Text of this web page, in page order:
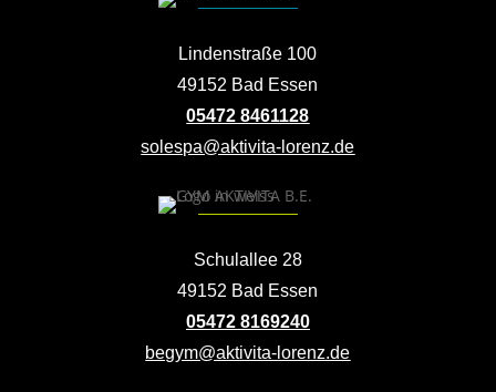
Lindenstraße 100
49152 Bad Essen
05472 8461128
solespa@aktivita-lorenz.de
Schulallee 28
49152 Bad Essen
05472 8169240
begym@aktivita-lorenz.de